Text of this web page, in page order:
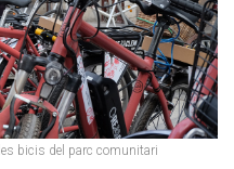
bicis del parc comunitari